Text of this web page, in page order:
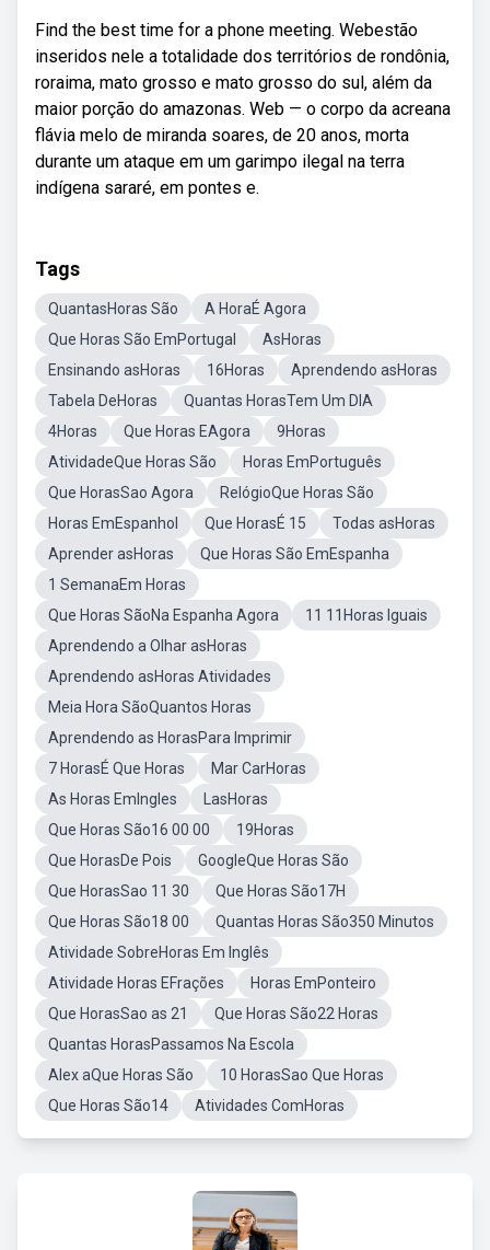
Find the best time for a phone meeting. Webestão
inseridos nele a totalidade dos territórios de rondônia,
roraima, mato grosso e mato grosso do sul, além da
maior porção do amazonas. Web — o corpo da acreana
flávia melo de miranda soares, de 20 anos, morta
durante um ataque em um garimpo ilegal na terra
indígena sararé, em pontes e.
Tags
QuantasHoras São
A HoraÉ Agora
Que Horas São EmPortugal
AsHoras
Ensinando asHoras
16Horas
Aprendendo asHoras
Tabela DeHoras
Quantas HorasTem Um DIA
4Horas
Que Horas EAgora
9Horas
AtividadeQue Horas São
Horas EmPortuguês
Que HorasSao Agora
RelógioQue Horas São
Horas EmEspanhol
Que HorasÉ 15
Todas asHoras
Aprender asHoras
Que Horas São EmEspanha
1 SemanaEm Horas
Que Horas SãoNa Espanha Agora
11 11Horas Iguais
Aprendendo a Olhar asHoras
Aprendendo asHoras Atividades
Meia Hora SãoQuantos Horas
Aprendendo as HorasPara Imprimir
7 HorasÉ Que Horas
Mar CarHoras
As Horas EmIngles
LasHoras
Que Horas São16 00 00
19Horas
Que HorasDe Pois
GoogleQue Horas São
Que HorasSao 11 30
Que Horas São17H
Que Horas São18 00
Quantas Horas São350 Minutos
Atividade SobreHoras Em Inglês
Atividade Horas EFrações
Horas EmPonteiro
Que HorasSao as 21
Que Horas São22 Horas
Quantas HorasPassamos Na Escola
Alex aQue Horas São
10 HorasSao Que Horas
Que Horas São14
Atividades ComHoras